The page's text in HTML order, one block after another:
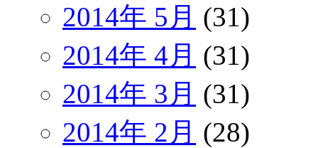
2014年 5月 (31)
2014年 4月 (31)
2014年 3月 (31)
2014年 2月 (28)